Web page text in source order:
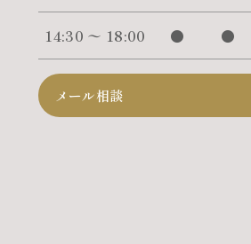
14:30 〜 18:00 ● ●
メール相談